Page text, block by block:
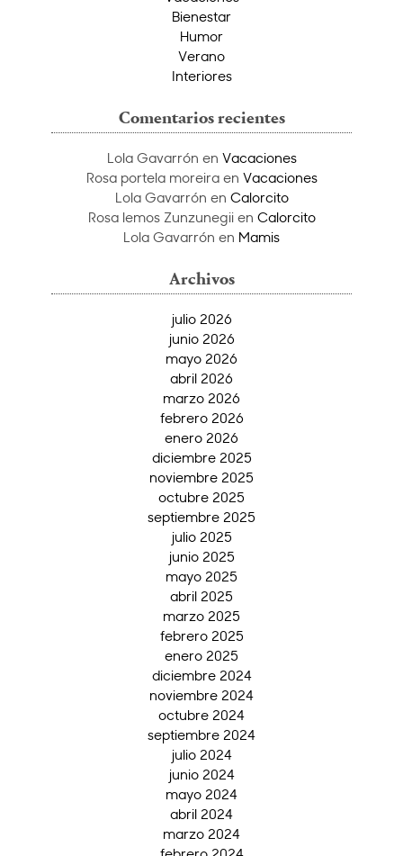
Bienestar
Humor
Verano
Interiores
Comentarios recientes
Lola Gavarrón en Vacaciones
Rosa portela moreiraen Vacaciones
Lola Gavarrón en Calorcito
Rosa lemos Zunzunegiien Calorcito
Lola Gavarrón en Mamis
Archivos
julio 2026
junio 2026
mayo 2026
abril 2026
marzo 2026
febrero 2026
enero 2026
diciembre 2025
noviembre 2025
octubre 2025
septiembre 2025
julio 2025
junio 2025
mayo 2025
abril 2025
marzo 2025
febrero 2025
enero 2025
diciembre 2024
noviembre 2024
octubre 2024
septiembre 2024
julio 2024
junio 2024
mayo 2024
abril 2024
marzo 2024